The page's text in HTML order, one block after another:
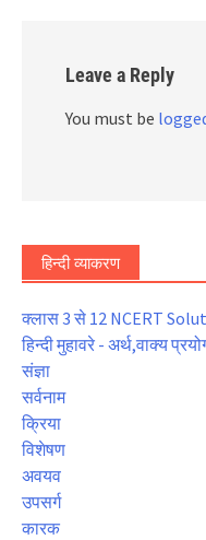
Leave a Reply
You must be
हिन्दी व्याकरण
क्लास 3 से 12 NCERT
हिन्दी मुहावरे - अर्थ,वाक्य
संज्ञा
सर्वनाम
क्रिया
विशेषण
अवयव
उपसर्ग
कारक